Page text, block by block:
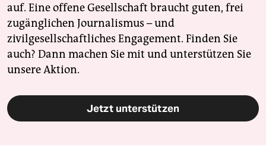
auf. Eine offene Gesellschaft braucht guten, frei
zugänglichen Journalismus – und
zivilgesellschaftliches Engagement. Finden Sie
auch? Dann machen Sie mit und unterstützen Sie
unsere Aktion.
Jetzt unterstützen